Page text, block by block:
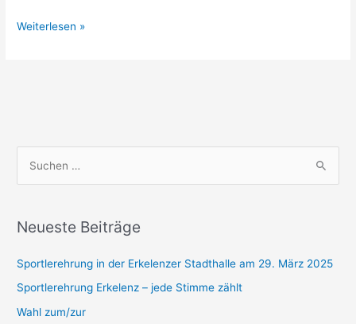
Absage
Weiterlesen »
h
n
n
a
Neueste Beiträge
Sportlerehrung in der Erkelenzer Stadthalle am 29. März 2025
Sportlerehrung Erkelenz – jede Stimme zählt
Wahl zum/zur